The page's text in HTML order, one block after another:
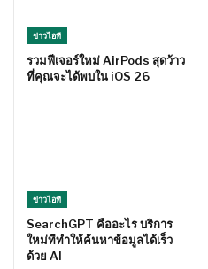
ข่าวไอที
รวมฟีเจอร์ใหม่ AirPods สุดว้าว
ที่คุณจะได้พบใน iOS 26
ข่าวไอที
SearchGPT คืออะไร บริการ
ใหม่ทีทำให้ค้นหาข้อมูลได้เร็ว
ด้วย AI